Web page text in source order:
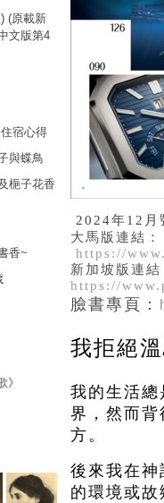
2024年12月
大馬版連結：
https://
新加坡版連結
https://
臉書專頁：
我拒絕
我的生活
界，然而
方。
後來我在
的環境或
(原載新
文版第4
宿心得
與蝶鳥
梔子花香
香~
》